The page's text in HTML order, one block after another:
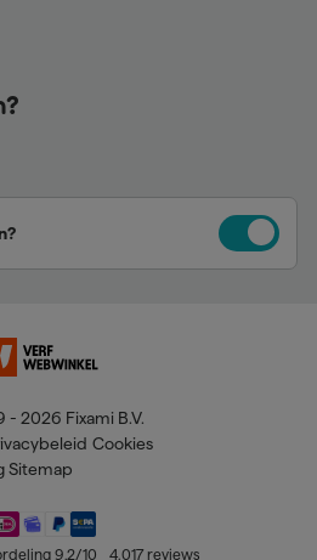
2026 Fixami B.V.
Cookies
Sitemap
9,2/10 4.017 reviews